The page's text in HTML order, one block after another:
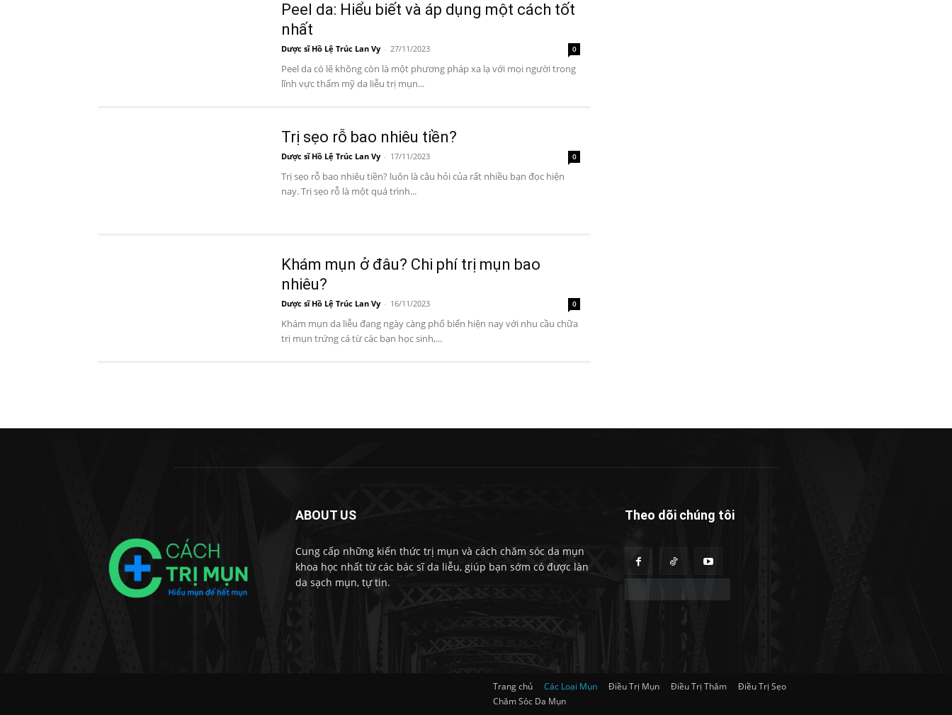
Peel da: Hiểu biết và áp dụng một cách tốt
nhất
Dược sĩ Hồ Lệ Trúc Lan Vy - 27/11/2023 0
Peel da có lẽ không còn là một phương pháp xa lạ với mọi người trong
lĩnh vực thẩm mỹ da liễu trị mụn...
Trị sẹo rỗ bao nhiêu tiền?
Dược sĩ Hồ Lệ Trúc Lan Vy - 17/11/2023 0
Trị sẹo rỗ bao nhiêu tiền? luôn là câu hỏi của rất nhiều bạn đọc hiện
nay. Trị sẹo rỗ là một quá trình...
Khám mụn ở đâu? Chi phí trị mụn bao
nhiêu?
Dược sĩ Hồ Lệ Trúc Lan Vy - 16/11/2023 0
Khám mụn da liễu đang ngày càng phổ biến hiện nay với nhu cầu chữa
trị mụn trứng cá từ các bạn học sinh,...
ABOUT US
Cung cấp những kiến thức trị mụn và cách chăm sóc da mụn
khoa học nhất từ các bác sĩ da liễu, giúp bạn sớm có được làn
da sạch mụn, tự tin.
Theo dõi chúng tôi
Trang chủ Các Loại Mụn Điều Trị Mụn Điều Trị Thâm
Điều Trị Sẹo
Chăm Sóc Da Mụn